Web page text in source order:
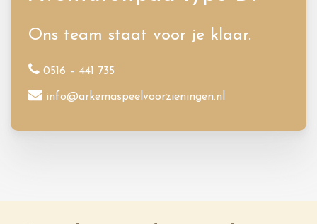
Ons team staat voor je klaar.
0516 – 441 735
info@arkemaspeelvoorzieningen.nl